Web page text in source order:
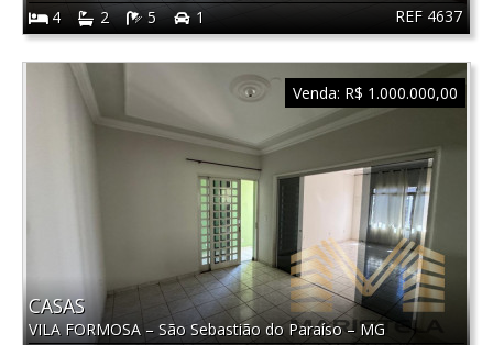
REF 4637
4
2 5 1
CASAS
VILA FORMOSA– São Sebastião do Paraíso– MG
Venda: R$ 1.000.000,00